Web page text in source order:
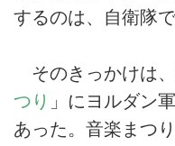
するのは、自衛隊
そのきっかけは、
つり 」にヨルダン
あった。音楽まつ